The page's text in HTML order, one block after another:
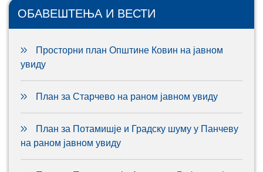
ОБАВЕШТЕЊА И ВЕСТИ
Просторни план Општине Ковин на јавном
увиду
План за Старчево на раном јавном увиду
План за Потамишје и Градску шуму у Панчеву
на раном јавном увиду